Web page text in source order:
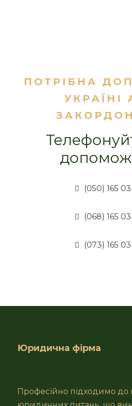
ПОТРІБНА
УКРАЇНІ
(050) 165
(068) 165
(073) 165
Юридична фірма
Професійно підходимо до